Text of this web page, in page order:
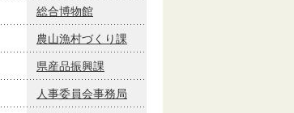
総合博物館
農山漁村づくり課
県産品振興課
人事委員会事務局